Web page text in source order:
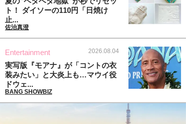
ト！ ダイソーの110円「日焼け
止...
佐治真澄
Entertainment 2026.08.04
実写版『モアナ』が「コントの衣
装みたい」と大炎上も…マウイ役
ドウェ...
BANG SHOWBIZ